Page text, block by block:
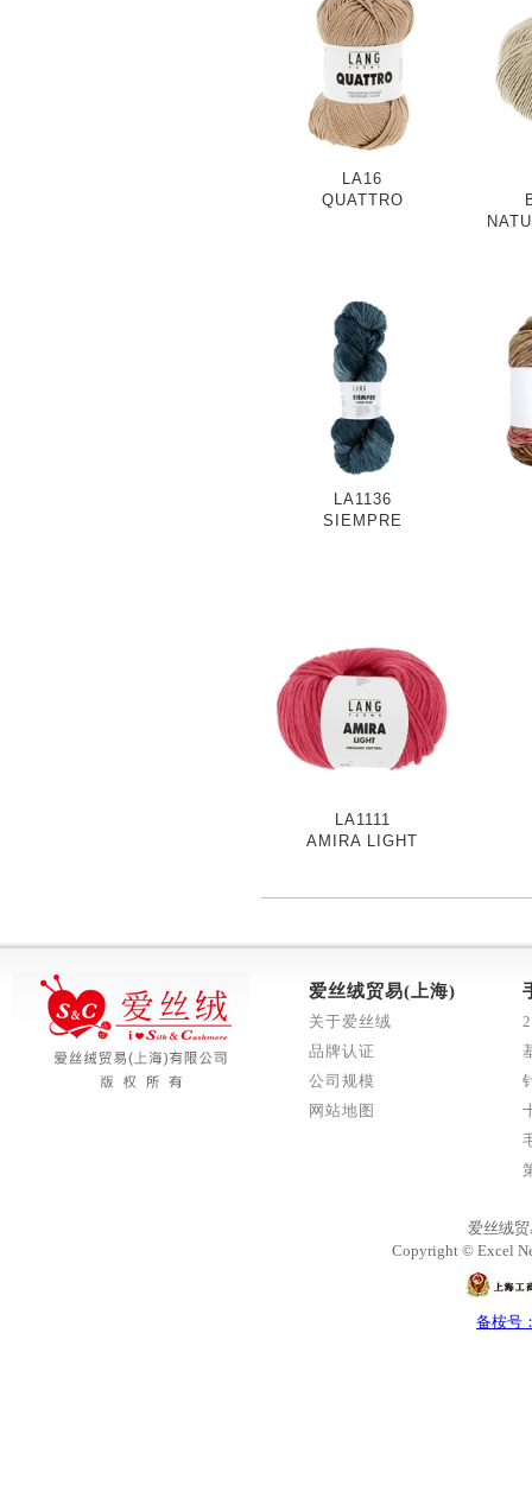
LA16
QUATTRO
LA1136
SIEMPRE
LA1111
AMIRA LIGHT
爱丝绒贸易(上海)
关于爱丝绒
品牌认证
公司规模
网站地图
爱丝绒
Copyright © Excel
备桉号